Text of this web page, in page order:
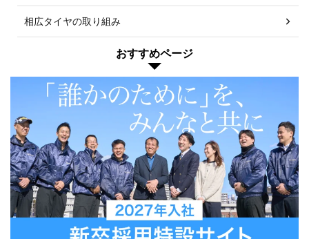
相広タイヤの取り組み
おすすめページ